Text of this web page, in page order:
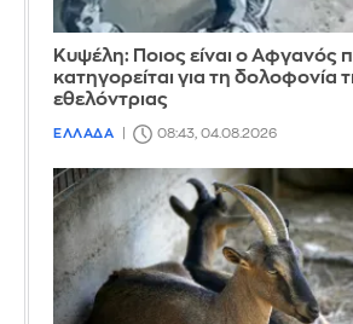
Κυψέλη: Ποιος είναι ο Αφγανός
κατηγορείται για τη δολοφονία
εθελόντριας
ΕΛΛΑΔΑ 08:43, 04.08.2026